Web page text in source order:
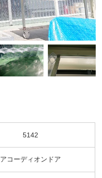
5142
アコーディオンドア